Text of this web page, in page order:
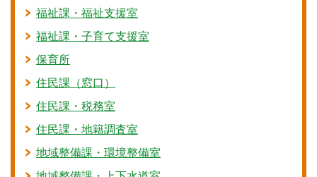
福祉課・福祉支援室
福祉課・子育て支援室
保育所
住民課（窓口）
住民課・税務室
住民課・地籍調査室
地域整備課・環境整備室